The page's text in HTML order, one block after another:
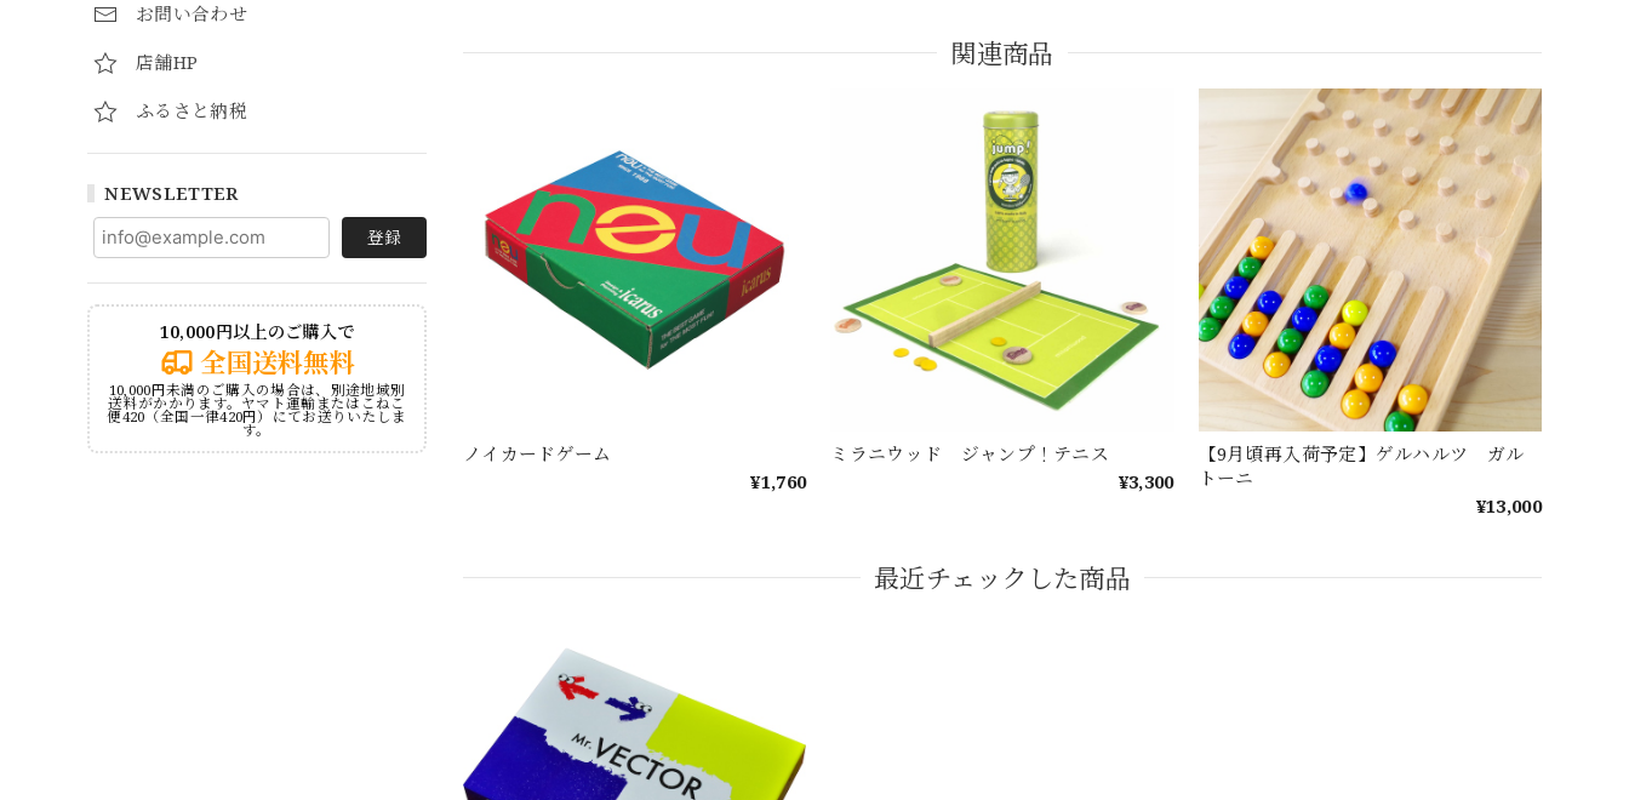
お問い合わせ
店舗HP
ふるさと納税
NEWSLETTER
登録
10,000円以上のご購入で
全国送料無料
10,000円未満のご購入の場合は、別途地域別
送料がかかります。ヤマト運輸またはこねこ
便420（全国一律420円）にてお送りいたしま
す。
関連商品
ノイカードゲーム
¥1,760
ミラニウッド ジャンプ！テニス
¥3,300
【9月頃再入荷予定】ゲルハルツ ガル
トーニ
¥13,000
最近チェックした商品